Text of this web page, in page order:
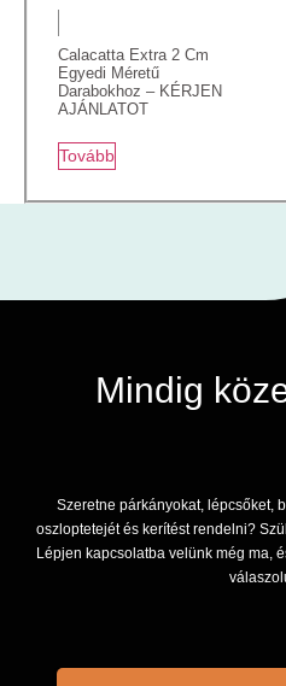
Calacatta Extra 2 Cm
Egyedi Méretű
Darabokhoz – KÉRJEN
AJÁNLATOT
Tovább
Mindig
Szeretne párkányokat, lépcsőket,
oszloptetejét és kerítést rendelni?
Lépjen kapcsolatba velünk még ma,